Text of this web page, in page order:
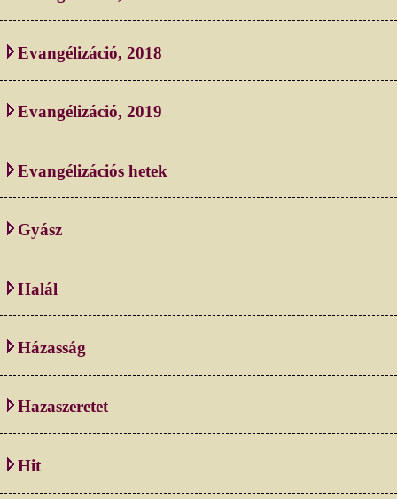
Evangélizáció, 2018
Evangélizáció, 2019
Evangélizációs hetek
Gyász
Halál
Házasság
Hazaszeretet
Hit